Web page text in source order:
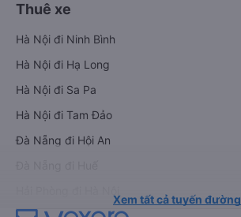
Thuê xe
Hà Nội đi Ninh Bình
Hà Nội đi Hạ Long
Hà Nội đi Sa Pa
Hà Nội đi Tam Đảo
Đà Nẵng đi Hội An
Xem tất cả tuyến đường